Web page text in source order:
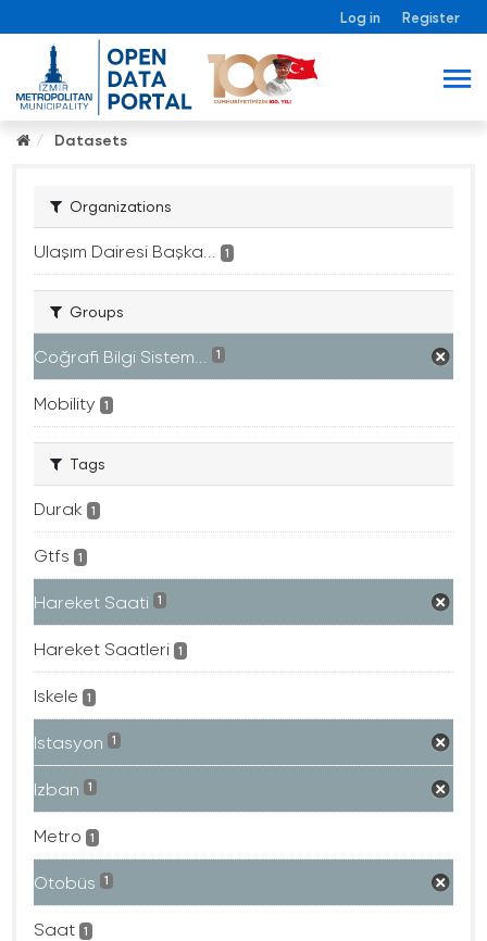
Log in Register
Datasets
Organizations
Ulaşım Dairesi Başka... 1
Groups
Coğrafi Bilgi Sistem... 1
Mobility 1
Tags
Durak 1
Gtfs 1
Hareket Saati 1
Hareket Saatleri 1
Iskele 1
Istasyon 1
Izban 1
Metro 1
Otobüs 1
Saat 1